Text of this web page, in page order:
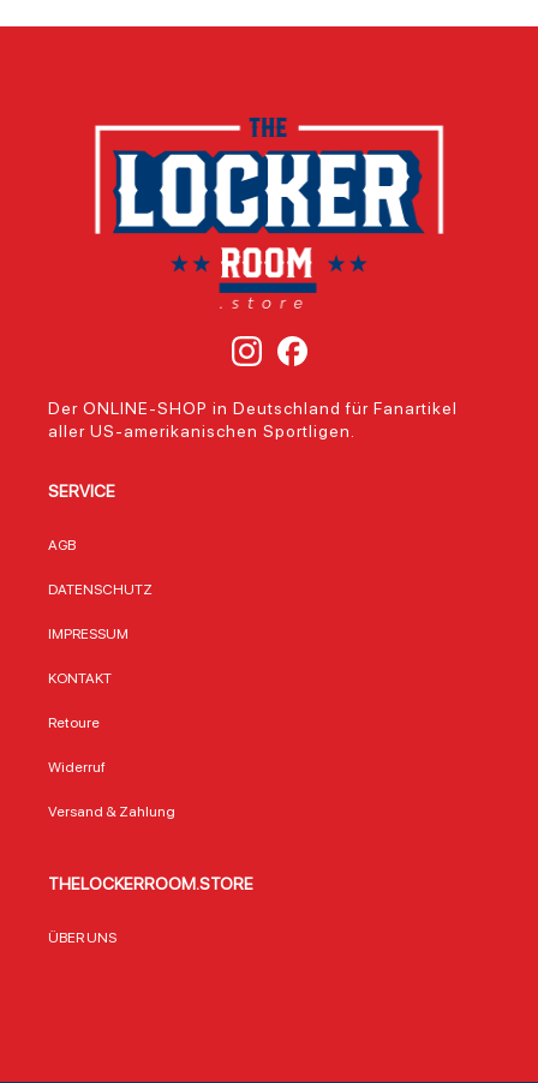
Der ONLINE-SHOP in Deutschland für Fanartikel
aller US-amerikanischen Sportligen.
SERVICE
AGB
DATENSCHUTZ
IMPRESSUM
KONTAKT
Retoure
Widerruf
Versand & Zahlung
THELOCKERROOM.STORE
ÜBER UNS